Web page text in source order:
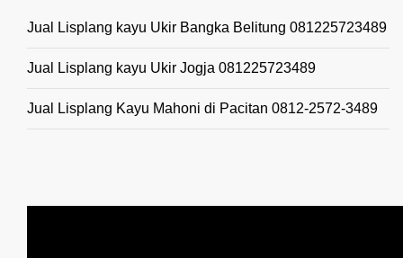
Jual Lisplang kayu Ukir Bangka Belitung 081225723489
Jual Lisplang kayu Ukir Jogja 081225723489
Jual Lisplang Kayu Mahoni di Pacitan 0812-2572-3489